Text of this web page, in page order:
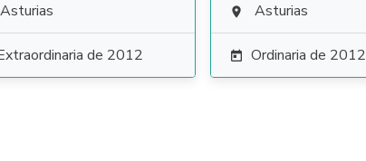
Asturias
de 2012
 Asturias
 Ordinaria de 2012